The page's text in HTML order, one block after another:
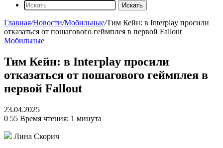
Искать
Главная/Новости/Мобильные/Тим Кейн: в Interplay просили
отказаться от пошагового геймплея в первой Fallout
Мобильные
Тим Кейн: в Interplay просили
отказаться от пошагового геймплея в
первой Fallout
23.04.2025
0 55 Время чтения: 1 минута
Лина Скорич